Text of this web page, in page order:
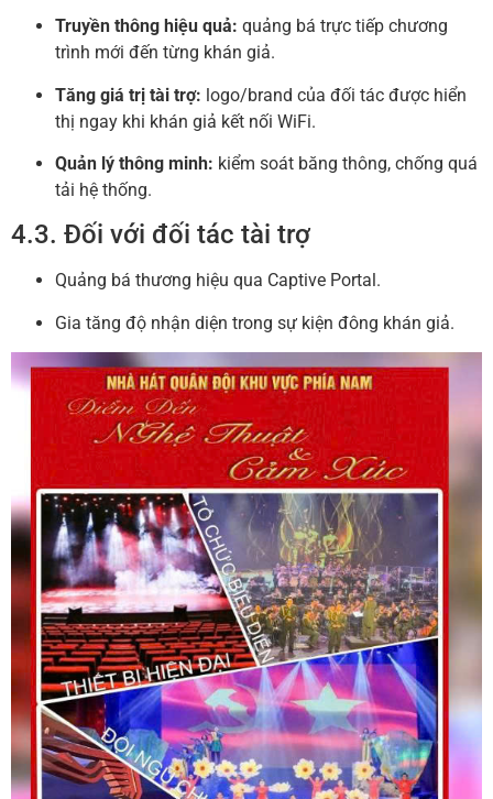
Truyền thông hiệu quả: quảng bá trực tiếp chương
trình mới đến từng khán giả.
Tăng giá trị tài trợ: logo/brand của đối tác được hiển
thị ngay khi khán giả kết nối WiFi.
Quản lý thông minh: kiểm soát băng thông, chống quá
tải hệ thống.
4.3. Đối với đối tác tài trợ
Quảng bá thương hiệu qua Captive Portal.
Gia tăng độ nhận diện trong sự kiện đông khán giả.